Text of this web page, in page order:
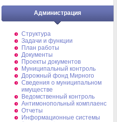
Администрация
Структура
Задачи и функции
План работы
Документы
Проекты документов
Муниципальный контроль
Дорожный фонд Мирного
Cведения о муниципальном
имуществе
Ведомственный контроль
Антимонопольный комплаенс
Отчеты
Информационные системы